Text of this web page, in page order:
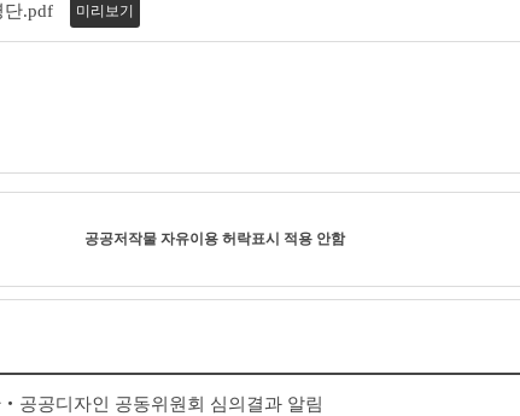
단.pdf 미리보기
공공저작물 자유이용 허락표시 적용 안함
공공디자인 공동위원회 심의결과 알림